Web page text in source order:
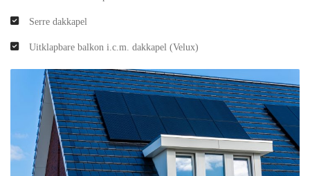
Serre dakkapel
Uitklapbare balkon i.c.m. dakkapel (Velux)